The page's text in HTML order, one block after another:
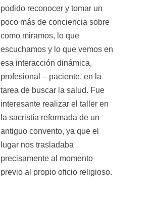
podido reconocer y tomar un
poco más de conciencia sobre
como miramos, lo que
escuchamos y lo que vemos en
esa interacción dinámica,
profesional – paciente, en la
tarea de buscar la salud. Fue
interesante realizar el taller en
la sacristía reformada de un
antiguo convento, ya que el
lugar nos trasladaba
precisamente al momento
previo al propio oficio religioso.